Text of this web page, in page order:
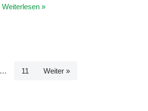
Weiterlesen »
… 11 Weiter »